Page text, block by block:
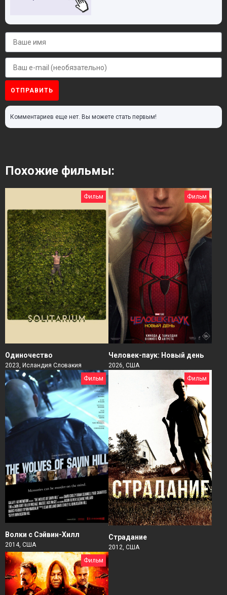
ОТПРАВИТЬ
Комментариев еще нет. Вы можете стать первым!
Похожие фильмы:
Фильм
Одиночество
2023, Исландия Словакия
Фильм
Человек-паук: Новый день
2026, США
Фильм
Волки с Сэйвин-Хилл
2014, США
Фильм
Страдание
2012, США
Фильм